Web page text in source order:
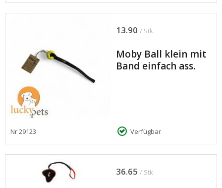
13.90 / Stk.
Moby Ball klein mit
Band einfach ass.
Nr29123 Verfügbar
36.65 / Stk.